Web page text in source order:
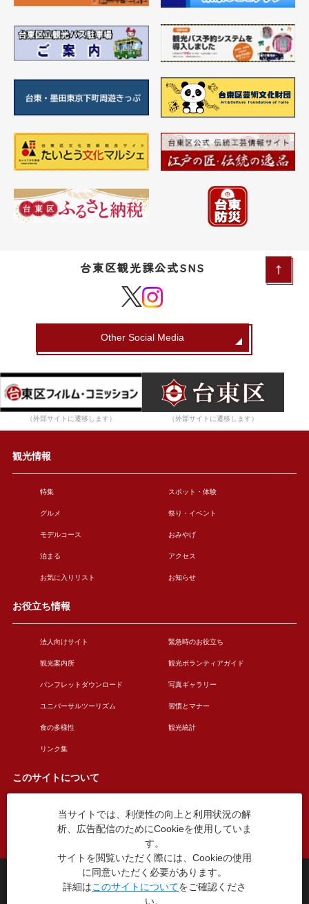
台東区観光課公式SNS
Other Social Media
（外部サイトに遷移します） （外部サイトに遷移します）
観光情報
特集 スポット・体験
グルメ 祭り・イベント
モデルコース おみやげ
泊まる アクセス
お気に入りリスト お知らせ
お役立ち情報
法人向けサイト 緊急時のお役立ち
観光案内所 観光ボランティアガイド
パンフレットダウンロード 写真ギャラリー
ユニバーサルツーリズム 習慣とマナー
食の多様性 観光統計
リンク集
このサイトについて
このサイトについて 広告掲載について
お問い合わせ
台東区役所観光課
〒110-8615 東京都台東区東上野4丁目5番6号
TEL：03-5246-1151
当サイトでは、利便性の向上と利用状況の解
析、広告配信のためにCookieを使用していま
す。
サイトを閲覧いただく際には、Cookieの使用
に同意いただく必要があります。
詳細はこのサイトについてをご確認くださ
い。